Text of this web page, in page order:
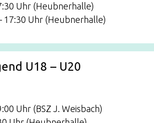
Uhr (Heubnerhalle)
17:30 Uhr (Heubnerhalle)
U18 – U20
Uhr (BSZ J. Weisbach)